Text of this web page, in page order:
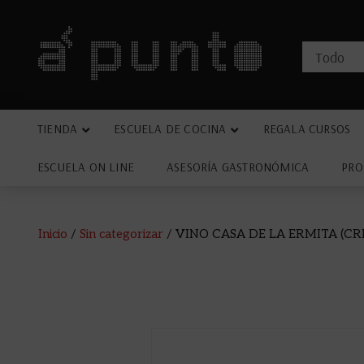
TIENDA ESCUELA DE COCINA REGALA CURSOS
ESCUELA ON LINE ASESORÍA GASTRONÓMICA
Inicio / Sin categorizar / VINO CASA DE LA ERMITA